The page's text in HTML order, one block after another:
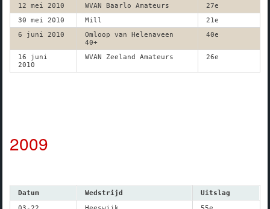
12 mei 2010 WVAN Baarlo Amateurs
27e
30 mei 2010
Mill
21e
6 juni 2010
Omloop van Helenaveen
40+
40e
16 juni
2010
WVAN Zeeland Amateurs 26e
2009
Datum Wedstrijd
Uitslag